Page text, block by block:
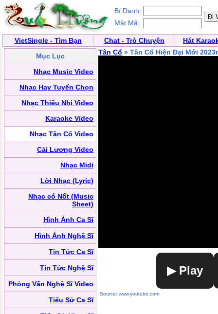
Bí Danh:
Mật Mã:
VietSingle - Tìm Bạn Chat - Trò Chuyện
Hát
Mục Lục
Nhạc Music Video
Nhạc Hay Tuyển Chọn
Nhạc Thiếu Nhi Video
Karaoke Video
Nhạc Tân Cổ Video
Cải Lương Video
Nhạc Midi
Lời Nhạc (Lyric)
Nhạc có Nốt (Music
Sheet)
Hình Ảnh Ca Sĩ
Hình Ảnh Nghệ Sĩ
Tin Tức Ca Sĩ
Tin Tức Nghệ Sĩ
Phỏng Vấn Nghệ Sĩ Video
Tiểu Sử Ca Sĩ
Tân Cổ » Tân Cổ Hiện Đại Mới
▶ Play
Source: www.youtube.com